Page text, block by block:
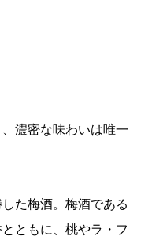
濃密な味わいは唯一
た梅酒。梅酒である
ともに、桃やラ・フ